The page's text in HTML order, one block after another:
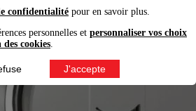
confidentialité pour en savoir plus.
personnelles et personnaliser vos choix
cookies
J'accepte